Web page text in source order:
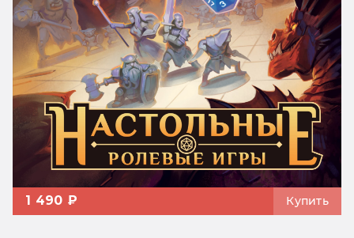
1 490 ₽ Купить